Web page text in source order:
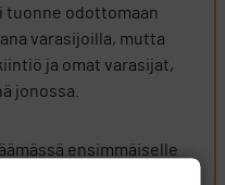
tuonne odottomaan
varasijoilla, mutta
ja omat varasijat,
jonossa.
ensimmäiselle